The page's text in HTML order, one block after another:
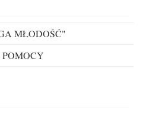
MŁODOŚĆ"